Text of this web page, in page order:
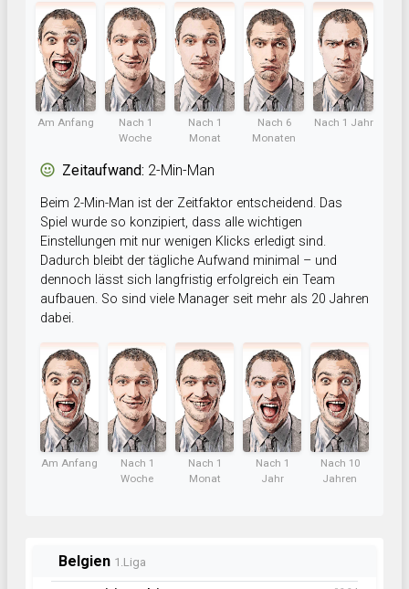
Am Anfang
Nach 1
Woche
Nach 1
Monat
Nach 6
Monaten
Nach 1 Jahr
Zeitaufwand: 2-Min-Man
Beim 2-Min-Man ist der Zeitfaktor entscheidend. Das
Spiel wurde so konzipiert, dass alle wichtigen
Einstellungen mit nur wenigen Klicks erledigt sind.
Dadurch bleibt der tägliche Aufwand minimal – und
dennoch lässt sich langfristig erfolgreich ein Team
aufbauen. So sind viele Manager seit mehr als 20 Jahren
dabei.
Am Anfang
Nach 1
Woche
Nach 1
Monat
Nach 1
Jahr
Nach 10
Jahren
Belgien 1.Liga